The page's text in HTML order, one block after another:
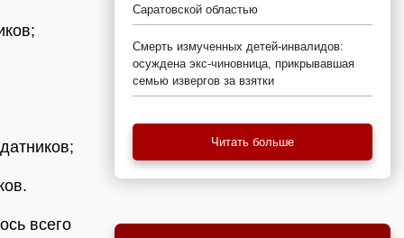
всего
Саратовской областью
Смерть измученных детей-инвалидов:
осуждена экс-чиновница, прикрывавшая
семью извергов за взятки
Читать больше